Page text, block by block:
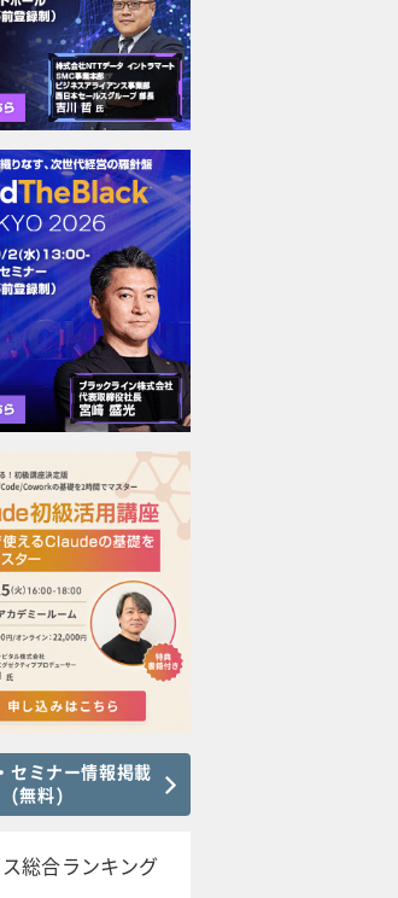
セミナー情報掲載
(無料)
総合ランキング